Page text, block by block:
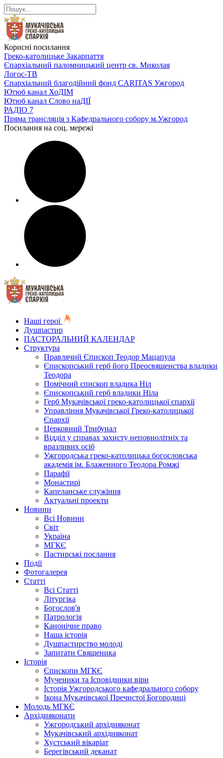
Корисні посилання
Греко-католицьке Закарпаття
Єпархіальний паломницький центр св. Миколая
Логос-ТВ
Єпархіальний благодійний фонд CARITAS Ужгород
Ютюб канал ХоДІМ
Ютюб канал Слово наДІЇ
РАДІО 7
Пряма трансляція з Кафедрального собору м.Ужгород
Посилання на соц. мережі
Наші герої
Душпастир
ПАСТОРАЛЬНИЙ КАЛЕНДАР
Структура
Правлячий Єпископ Теодор Мацапула
Єпископський герб його Преосвященства владики
Теодора
Помічний єпископ владика Ніл
Єпископський герб владики Ніла
Герб Мукачівської греко-католицької єпархії
Управління Мукачівської Греко-католицької
Єпархії
Церковний Трибунал
Відділ у справах захисту неповнолітніх та
вразливих осіб
Ужгородська греко-католицька богословська
академія ім. Блаженного Теодора Ромжі
Парафії
Монастирі
Капеланське служіння
Актуальні проекти
Новини
Всі Новини
Світ
Україна
МГКЄ
Пастирські послання
Події
Фотогалерея
Статті
Всі Статті
Літургіка
Богослов'я
Патрологія
Канонічне право
Наша історія
Душпастирство молоді
Запитати Священика
Історія
Єпископи МГКЄ
Мученики та Ісповідники віри
Історія Ужгородського кафедрального собору
Ікона Мукачівської Пречистої Богородиці
Молодь МГКЄ
Архідияконати
Ужгородський архідияконат
Мукачівський архідияконат
Хустський вікаріат
Берегівський деканат